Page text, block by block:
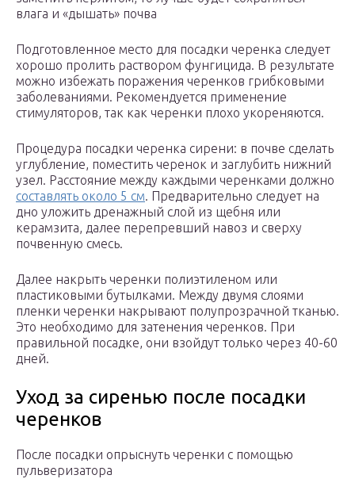
влага и «дышать» почва
Подготовленное место для посадки черенка следует
хорошо пролить раствором фунгицида. В результате
можно избежать поражения черенков грибковыми
заболеваниями. Рекомендуется применение
стимуляторов, так как черенки плохо укореняются.
Процедура посадки черенка сирени: в почве сделать
углубление, поместить черенок и заглубить нижний
узел. Расстояние между каждыми черенками должно
составлять около 5 см. Предварительно следует на
дно уложить дренажный слой из щебня или
керамзита, далее перепревший навоз и сверху
почвенную смесь.
Далее накрыть черенки полиэтиленом или
пластиковыми бутылками. Между двумя слоями
пленки черенки накрывают полупрозрачной тканью.
Это необходимо для затенения черенков. При
правильной посадке, они взойдут только через 40-60
дней.
Уход за сиренью после посадки
черенков
После посадки опрыснуть черенки с помощью
пульверизатора